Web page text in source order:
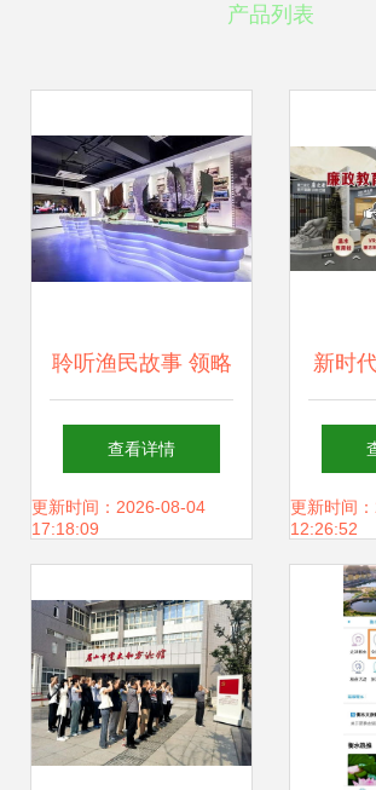
产品列表
聆听渔民故事 领略
沙坡文化 沙尾活态
展示馆开馆啦
查看详情
更新时间：2026-08-04
17:18:09
新时
厅升
更新时间
12:26:52